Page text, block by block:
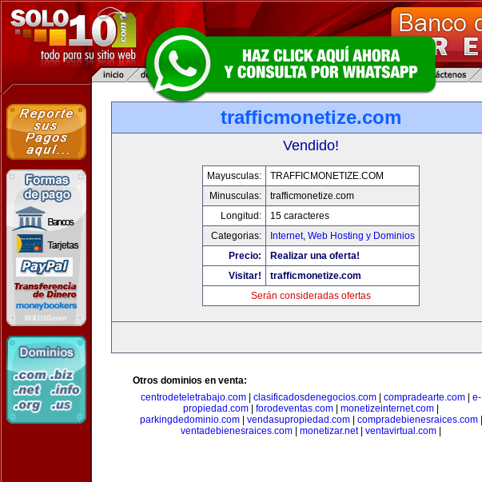
trafficmonetize.com
Vendido!
Mayusculas:
TRAFFICMONETIZE.COM
Minusculas:
trafficmonetize.com
Longitud:
15 caracteres
Categorias:
Internet, Web Hosting y Dominios
Precio:
Realizar una oferta!
Visitar!
trafficmonetize.com
Serán consideradas ofertas
Otros dominios en venta:
centrodeteletrabajo.com
clasificadosdenegocios.com compradearte.com
e-
propiedad.com
forodeventas.com monetizeinternet.com
parkingdedominio.com| vendasupropiedad.com| compradebienesraices.com|
ventadebienesraices.com
monetizar.net| ventavirtual.com